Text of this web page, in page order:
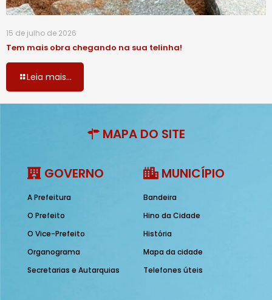
15 de julho de 2026
Tem mais obra chegando na sua telinha!
Leia mais...
MAPA DO SITE
GOVERNO
A Prefeitura
O Prefeito
O Vice-Prefeito
Organograma
Secretarias e Autarquias
MUNICÍPIO
Bandeira
Hino da Cidade
História
Mapa da cidade
Telefones úteis